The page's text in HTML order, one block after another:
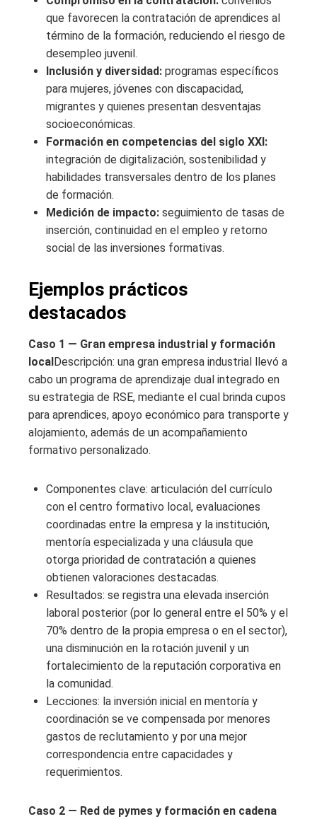
que favorecen la contratación de aprendices al
término de la formación, reduciendo el riesgo de
desempleo juvenil.
Inclusión y diversidad: programas específicos
para mujeres, jóvenes con discapacidad,
migrantes y quienes presentan desventajas
socioeconómicas.
Formación en competencias del siglo XXI:
integración de digitalización, sostenibilidad y
habilidades transversales dentro de los planes
de formación.
Medición de impacto: seguimiento de tasas de
inserción, continuidad en el empleo y retorno
social de las inversiones formativas.
Ejemplos prácticos
destacados
Caso 1 — Gran empresa industrial y formación
local Descripción: una gran empresa industrial llevó a
cabo un programa de aprendizaje dual integrado en
su estrategia de RSE, mediante el cual brinda cupos
para aprendices, apoyo económico para transporte y
alojamiento, además de un acompañamiento
formativo personalizado.
Componentes clave: articulación del currículo
con el centro formativo local, evaluaciones
coordinadas entre la empresa y la institución,
mentoría especializada y una cláusula que
otorga prioridad de contratación a quienes
obtienen valoraciones destacadas.
Resultados: se registra una elevada inserción
laboral posterior (por lo general entre el 50% y el
70% dentro de la propia empresa o en el sector),
una disminución en la rotación juvenil y un
fortalecimiento de la reputación corporativa en
la comunidad.
Lecciones: la inversión inicial en mentoría y
coordinación se ve compensada por menores
gastos de reclutamiento y por una mejor
correspondencia entre capacidades y
requerimientos.
Caso 2 — Red de pymes y formación en cadena